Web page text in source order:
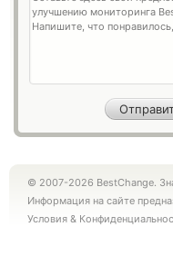
© 2007-2026 BestChange.
Информация на сайте
Условия &